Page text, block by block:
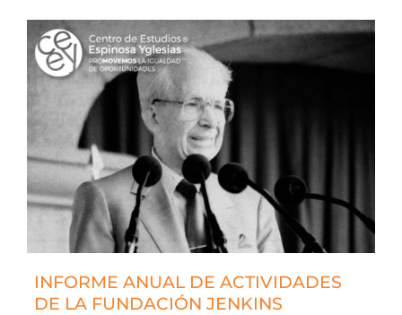
INFORME ANUAL DE ACTIVIDADES
DE LA FUNDACIÓN JENKINS